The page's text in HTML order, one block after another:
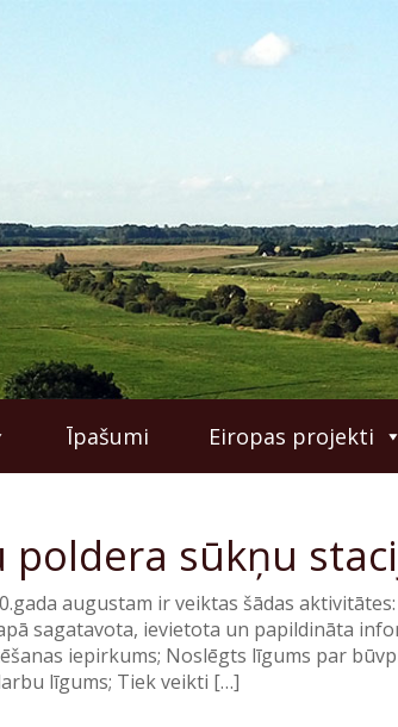
Īpašumi Eiropas projekti
poldera sūkņu
augustam ir veiktas šādas
sagatavota, ievietota un papildināta
iepirkums; Noslēgts līgums par
līgums; Tiek veikti […]